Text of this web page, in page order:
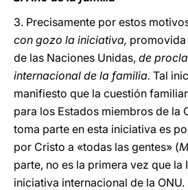
3. Precisamente por estos
con gozo la iniciativa,
de las Naciones Unidas, de
internacional de la familia. Tal
manifiesto que la cuestión
para los Estados miembros de la
toma parte en esta iniciativa es
por Cristo a «todas las gentes» (
parte, no es la primera vez que la
iniciativa internacional de la